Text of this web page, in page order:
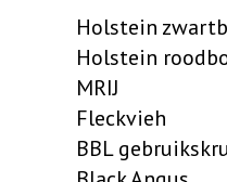
Holstein
Holstein
MRIJ
Fleckvieh
BBL